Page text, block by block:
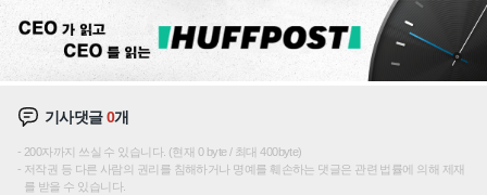
기사댓글0개
200자까지 쓰실 수 있습니다. (현재 0 byte / 최대 400byte)
저작권 등 다른 사람의 권리를 침해하거나 명예를 훼손하는 댓글은 관련 법률에 의해 제재
를 받을 수 있습니다.